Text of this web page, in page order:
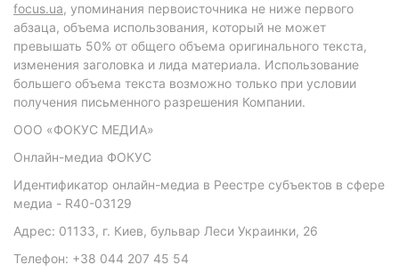
focus.ua, упоминания первоисточника не ниже первого
абзаца, объема использования, который не может
превышать 50% от общего объема оригинального текста,
изменения заголовка и лида материала. Использование
большего объема текста возможно только при условии
получения письменного разрешения Компании.
ООО «ФОКУС МЕДИА»
Онлайн-медиа ФОКУС
Идентификатор онлайн-медиа в Реестре субъектов в сфере
медиа - R40-03129
Адрес: 01133, г. Киев, бульвар Леси Украинки, 26
Телефон: +38 044 207 45 54